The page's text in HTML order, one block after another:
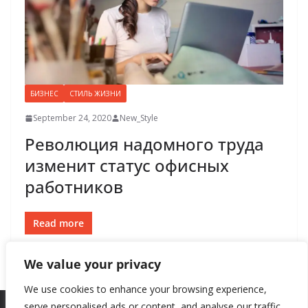
We value your privacy
We use cookies to enhance your browsing experience,
БИЗНЕС СТИЛЬ ЖИЗНИ
September 24, 2020 New_Style
Революция надомного труда
изменит статус офисных
работников
Read more